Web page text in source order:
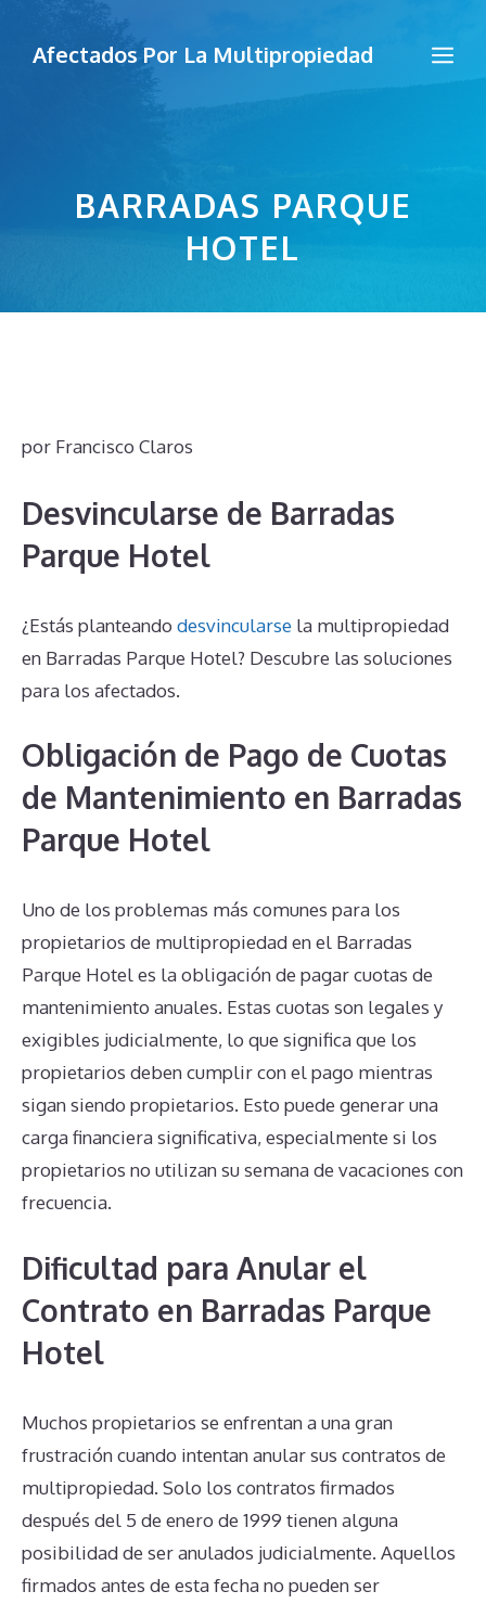
Afectados Por La Multipropiedad
BARRADAS PARQUE
HOTEL
por Francisco Claros
Desvincularse de Barradas
Parque Hotel
¿Estás planteando desvincularse la multipropiedad
en Barradas Parque Hotel? Descubre las soluciones
para los afectados.
Obligación de Pago de Cuotas
de Mantenimiento en Barradas
Parque Hotel
Uno de los problemas más comunes para los
propietarios de multipropiedad en el Barradas
Parque Hotel es la obligación de pagar cuotas de
mantenimiento anuales. Estas cuotas son legales y
exigibles judicialmente, lo que significa que los
propietarios deben cumplir con el pago mientras
sigan siendo propietarios. Esto puede generar una
carga financiera significativa, especialmente si los
propietarios no utilizan su semana de vacaciones con
frecuencia.
Dificultad para Anular el
Contrato en Barradas Parque
Hotel
Muchos propietarios se enfrentan a una gran
frustración cuando intentan anular sus contratos de
multipropiedad. Solo los contratos firmados
después del 5 de enero de 1999 tienen alguna
posibilidad de ser anulados judicialmente. Aquellos
firmados antes de esta fecha no pueden ser